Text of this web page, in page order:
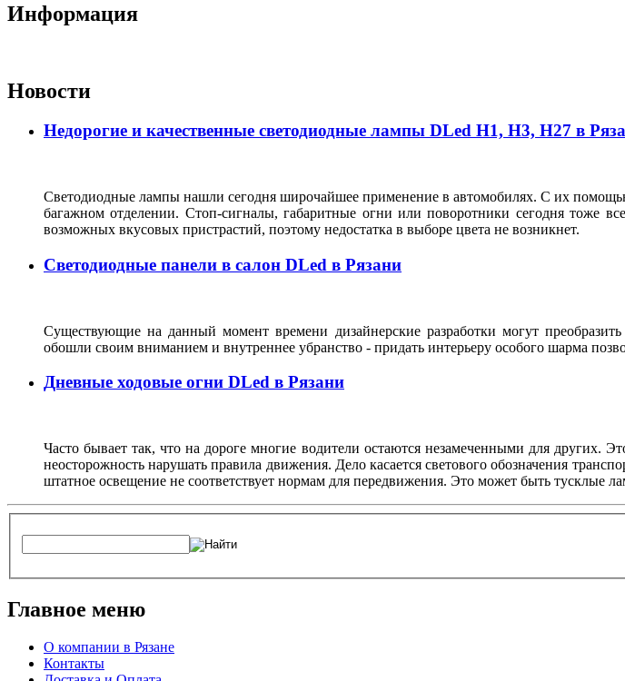
Информация
Новости
Недорогие и качественные светодиодные лампы DLed Н1, Н3, Н27 в
Светодиодные лампы нашли сегодня широчайшее применение в автомобилях. С их
багажном отделении. Стоп-сигналы, габаритные огни или поворотники сегодня тоже
возможных вкусовых пристрастий, поэтому недостатка в выборе цвета не возникнет.
Светодиодные панели в салон DLed в Рязани
Существующие на данный момент времени дизайнерские разработки могут
обошли своим вниманием и внутреннее убранство - придать интерьеру особого шарма
Дневные ходовые огни DLed в Рязани
Часто бывает так, что на дороге многие водители остаются незамеченными для других.
неосторожность нарушать правила движения. Дело касается светового обозначения
штатное освещение не соответствует нормам для передвижения. Это может быть тусклые
Главное меню
О компании в Рязане
Контакты